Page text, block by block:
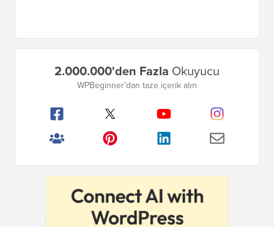
2.000.000'den Fazla Okuyucu
WPBeginner'dan taze içerik alın